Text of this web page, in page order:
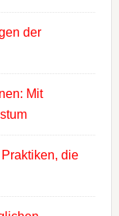
der
Mit
die